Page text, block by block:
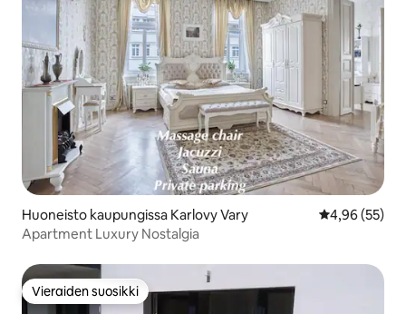
Huoneisto kaupungissa Karlovy Vary
4,96 (55)
Apartment Luxury Nostalgia
Vieraiden suosikki
Vieraiden suosikki